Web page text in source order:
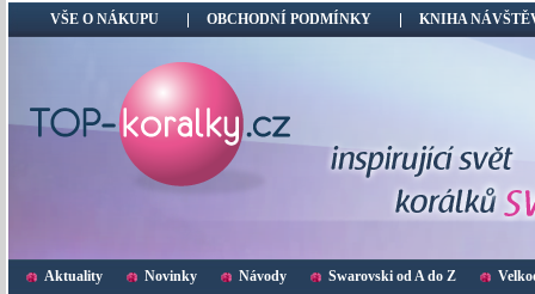
VŠE O NÁKUPU OBCHODNÍ PODMÍNKY KNIHA
Aktuality Novinky Návody Swarovski od A do Z